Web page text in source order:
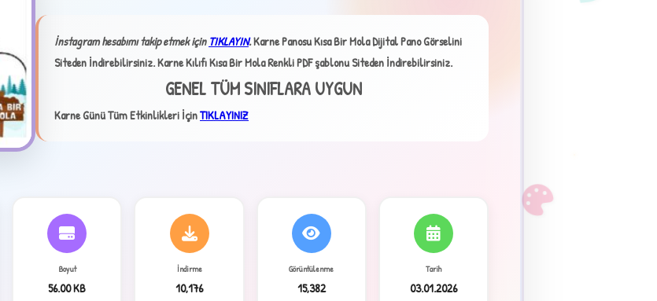
✦
İnstagram hesabımı takip etmek içinTIKLAYIN.Karne Panosu Kısa Bir Mola Dijital Pano Görselini
Siteden İndirebilirsiniz.Karne Kılıfı Kısa Bir Mola Renkli PDF şablonu Siteden İndirebilirsiniz.
GENEL TÜM SINIFLARA UYGUN
Karne Günü Tüm Etkinlikleri İçinTIKLAYINIZ
Boyut
56.00 KB
İndirme
10,176
Görüntülenme
15,382
Tarih
03.01.2026